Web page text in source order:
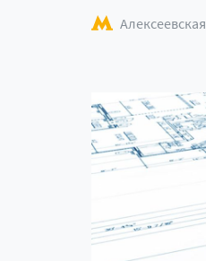
Алексеевская